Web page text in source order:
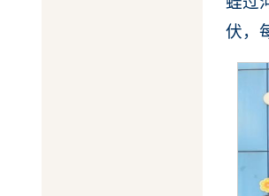
伏，